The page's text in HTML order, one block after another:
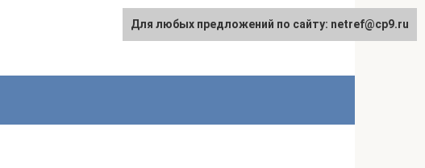
Для любых предложений по сайту: netref@cp9.ru